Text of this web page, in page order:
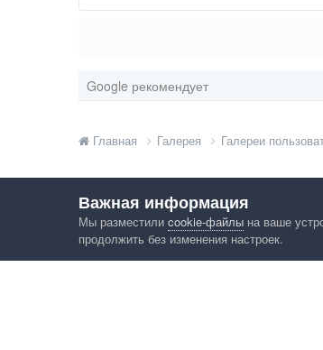
Google рекомендует
Главная Галерея Галереи
Важная информация
Мы разместили cookie-файлы на ваше
продолжить без изменения настроек.